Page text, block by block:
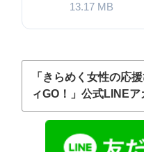
13.17 MB
「きらめく女性の応
ィGO！」公式LINEア